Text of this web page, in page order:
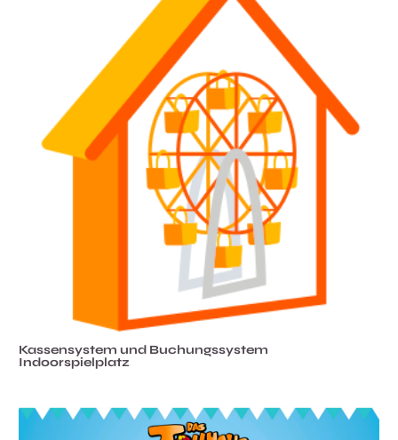
Kassensystem und Buchungssystem
Indoorspielplatz